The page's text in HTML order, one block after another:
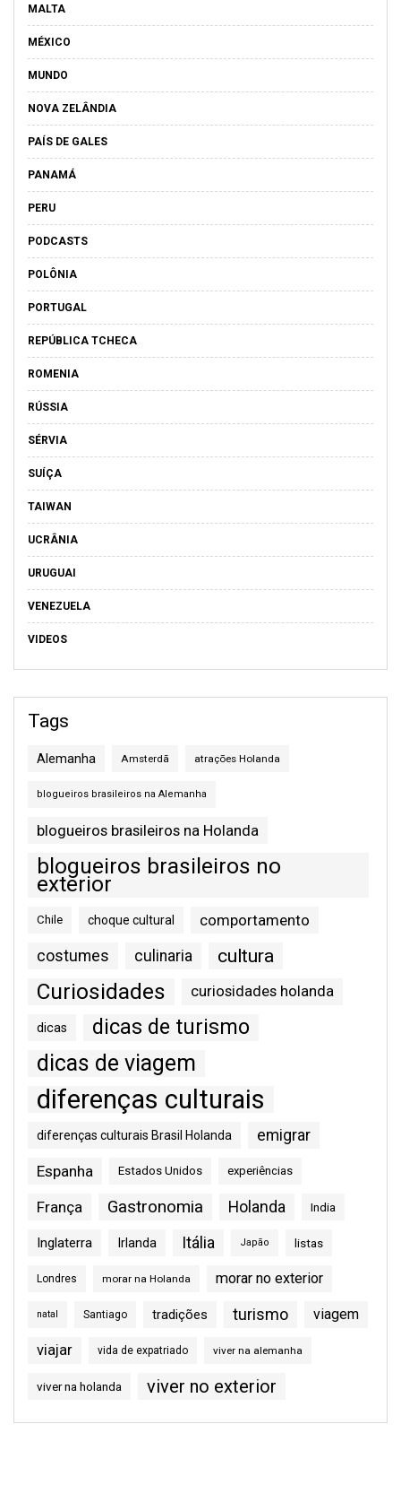
MALTA
MÉXICO
MUNDO
NOVA ZELÂNDIA
PAÍS DE GALES
PANAMÁ
PERU
PODCASTS
POLÔNIA
PORTUGAL
REPÚBLICA TCHECA
ROMENIA
RÚSSIA
SÉRVIA
SUÍÇA
TAIWAN
UCRÂNIA
URUGUAI
VENEZUELA
VIDEOS
Tags
Alemanha Amsterdã atrações Holanda
blogueiros brasileiros na Alemanha
blogueiros brasileiros na Holanda
blogueiros brasileiros no
exterior
Chile choque cultural comportamento
costumes culinaria cultura
Curiosidades curiosidades holanda
dicas dicas de turismo
dicas de viagem
diferenças culturais
diferenças culturais Brasil Holanda
emigrar
Espanha
Estados Unidos experiências
França Gastronomia Holanda India
Inglaterra Irlanda Itália Japão listas
Londres morar na Holanda morar no exterior
natal Santiago tradições turismo viagem
viajar vida de expatriado viver na alemanha
viver na holanda viver no exterior